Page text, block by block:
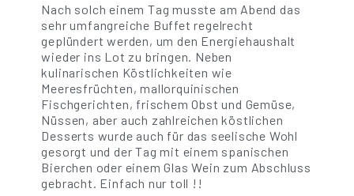
Nach solch einem Tag musste am Abend das
sehr umfangreiche Buffet regelrecht
geplündert werden, um den Energiehaushalt
wieder ins Lot zu bringen. Neben
kulinarischen Köstlichkeiten wie
Meeresfrüchten, mallorquinischen
Fischgerichten, frischem Obst und Gemüse,
Nüssen, aber auch zahlreichen köstlichen
Desserts wurde auch für das seelische Wohl
gesorgt und der Tag mit einem spanischen
Bierchen oder einem Glas Wein zum Abschluss
gebracht. Einfach nur toll !!